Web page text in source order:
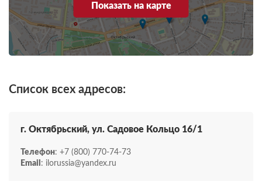
Показать на карте
Список всех адресов:
г. Октябрьский, ул. Садовое Кольцо 16/1
Телефон: +7 (800) 770-74-73
Email : ilorussia@yandex.ru